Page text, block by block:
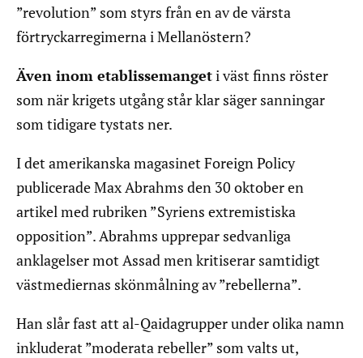
”revolution” som styrs från en av de värsta
förtryckarregimerna i Mellanöstern?
Även inom etablissemangeti väst finns röster
som när krigets utgång står klar säger sanningar
som tidigare tystats ner.
I det amerikanska magasinet Foreign Policy
publicerade Max Abrahms den 30 oktober en
artikel med rubriken ”Syriens extremistiska
opposition”. Abrahms upprepar sedvanliga
anklagelser mot Assad men kritiserar samtidigt
västmediernas skönmålning av ”rebellerna”.
Han slår fast att al-Qaidagrupper under olika namn
inkluderat ”moderata rebeller” som valts ut,